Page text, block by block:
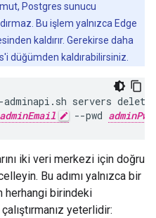
Postgres sunucu
Bu işlem yalnızca Edge
kaldırır. Gerekirse daha
düğümden kaldırabilirsiniz.
adminapi.sh servers
adminEmail --pwd
iki veri merkezi için doğru
Bu adımı yalnızca bir
herhangi birindeki
yeterlidir: